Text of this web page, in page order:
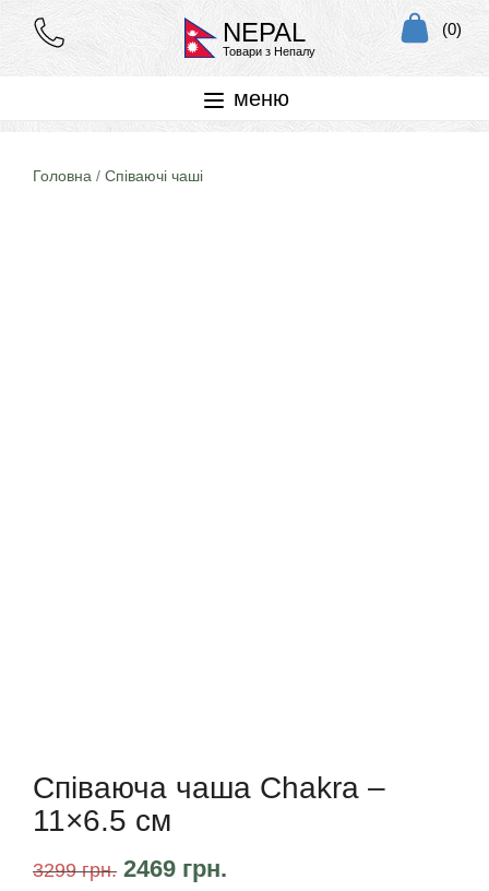
NEPAL
Товари з Непалу
(0)
меню
Головна / Співаючі чаші
Співаюча чаша Chakra –
11×6.5 см
3299грн. 2469 грн.